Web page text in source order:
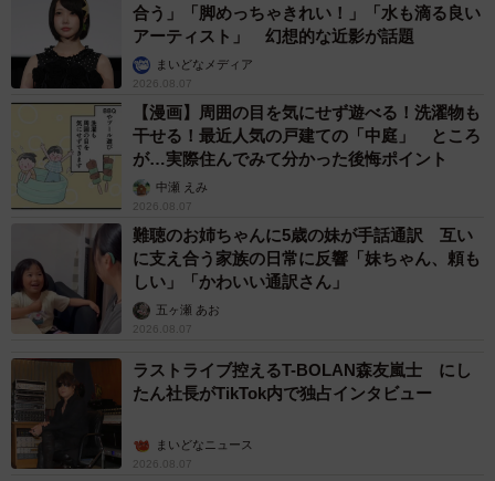
合う」「脚めっちゃきれい！」「水も滴る良い
アーティスト」 幻想的な近影が話題
まいどなメディア
2026.08.07
【漫画】周囲の目を気にせず遊べる！洗濯物も
干せる！最近人気の戸建ての「中庭」 ところ
が…実際住んでみて分かった後悔ポイント
中瀬 えみ
2026.08.07
難聴のお姉ちゃんに5歳の妹が手話通訳 互い
に支え合う家族の日常に反響「妹ちゃん、頼も
しい」「かわいい通訳さん」
五ヶ瀬 あお
2026.08.07
ラストライブ控えるT-BOLAN森友嵐士 にし
たん社長がTikTok内で独占インタビュー
まいどなニュース
2026.08.07